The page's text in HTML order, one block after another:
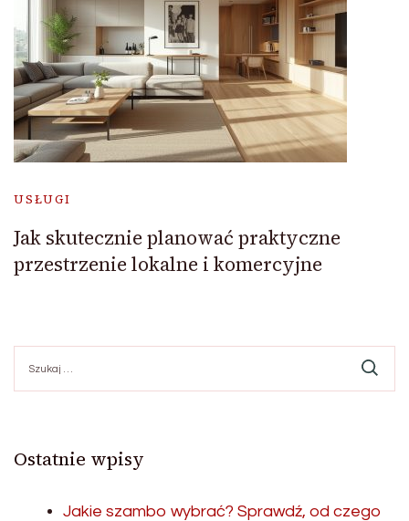
USŁUGI
Jak skutecznie planować praktyczne
przestrzenie lokalne i komercyjne
Ostatnie wpisy
Jakie szambo wybrać? Sprawdź, od czego